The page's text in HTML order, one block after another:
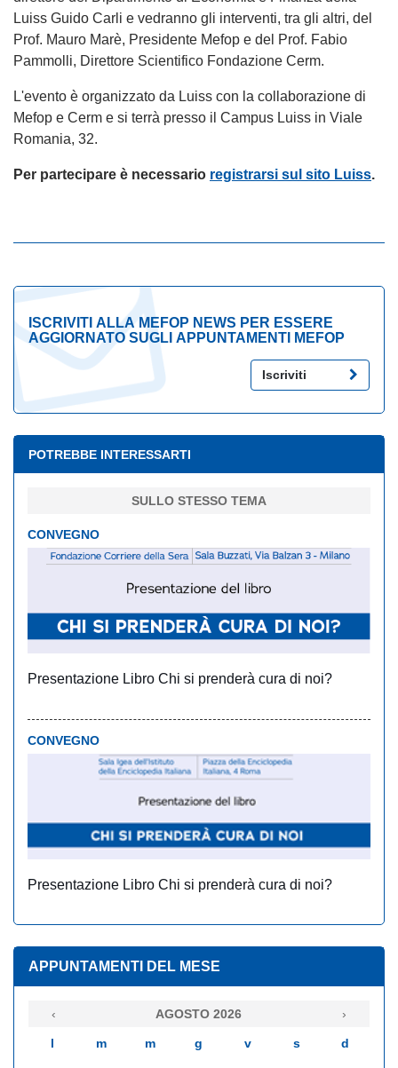
Luiss Guido Carli e vedranno gli interventi, tra gli altri, del
Prof. Mauro Marè, Presidente Mefop e del Prof. Fabio
Pammolli, Direttore Scientifico Fondazione Cerm.
L'evento è organizzato da Luiss con la collaborazione di
Mefop e Cerm e si terrà presso il Campus Luiss in Viale
Romania, 32.
Per partecipare è necessario registrarsi sul sito Luiss.
ISCRIVITI ALLA MEFOP NEWS PER ESSERE
AGGIORNATO SUGLI APPUNTAMENTI MEFOP
Iscriviti
POTREBBE INTERESSARTI
SULLO STESSO TEMA
CONVEGNO
Presentazione Libro Chi si prenderà cura di noi?
CONVEGNO
Presentazione Libro Chi si prenderà cura di noi?
APPUNTAMENTI DEL MESE
‹ AGOSTO 2026 ›
l m m g v s d